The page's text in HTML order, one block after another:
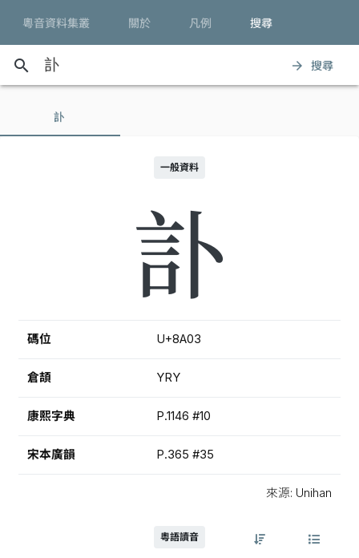
粵音資料集叢 關於 凡例 搜尋
search arrow_forward 搜尋
訃
一般資料
訃
碼位 U+8A03
倉頡 YRY
康熙字典 P.1146 #10
宋本廣韻 P.365 #35
來源: Unihan
粵語讀音